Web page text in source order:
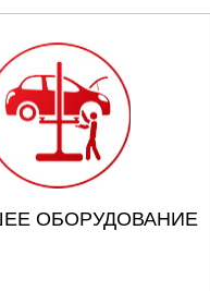
ОБОРУДОВАНИЕ